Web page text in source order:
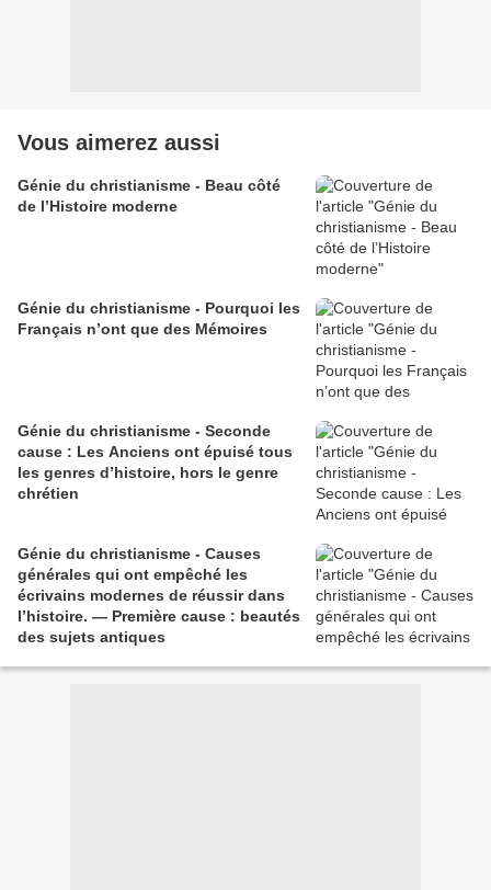
Vous aimerez aussi
Génie du christianisme - Beau côté
de l’Histoire moderne
Génie du christianisme - Pourquoi les
Français n’ont que des Mémoires
Génie du christianisme - Seconde
cause : Les Anciens ont épuisé tous
les genres d’histoire, hors le genre
chrétien
Génie du christianisme - Causes
générales qui ont empêché les
écrivains modernes de réussir dans
l’histoire. — Première cause : beautés
des sujets antiques